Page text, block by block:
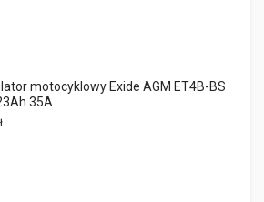
motocyklowy Exide AGM ET4B-BS
35A